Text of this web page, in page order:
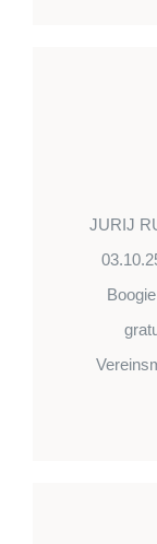
JURIJ